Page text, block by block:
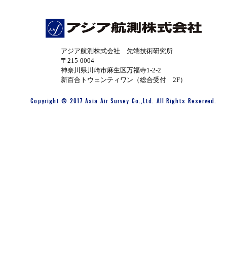
アジア航測株式会社 先端技術研究所
〒215-0004
神奈川県川崎市麻生区万福寺1-2-2
新百合トウェンティワン（総合受付 2F）
Copyright © 2017 Asia Air Survey Co.,Ltd. All Rights Reserved.